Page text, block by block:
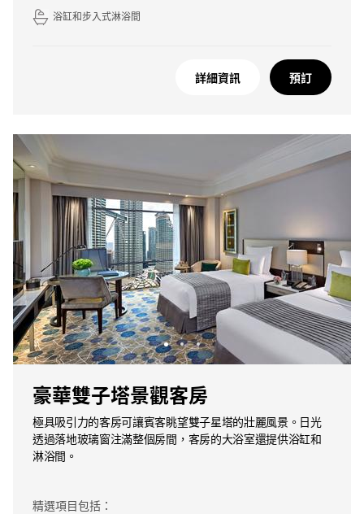
浴缸和步入式淋浴間
詳細資訊 預訂
豪華雙子塔景觀客房
極具吸引力的客房可讓賓客眺望雙子星塔的壯麗風景。日光
透過落地玻璃窗注滿整個房間，客房的大浴室還提供浴缸和
淋浴間。
精選項目包括：